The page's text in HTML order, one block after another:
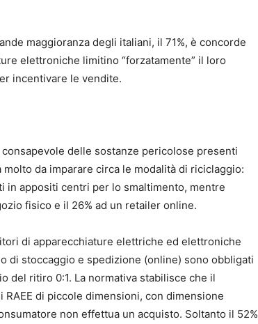
maggioranza degli italiani, il 71%, è concorde
elettroniche limitino “forzatamente” il loro
incentivare le vendite.
delle sostanze pericolose presenti
da imparare circa le modalità di riciclaggio:
in appositi centri per lo smaltimento, mentre
fisico e il 26% ad un retailer online.
di apparecchiature elettriche ed elettroniche
di stoccaggio e spedizione (online) sono obbligati
del ritiro 0:1. La normativa stabilisce che il
di piccole dimensioni, con dimensione
non effettua un acquisto. Soltanto il 52%